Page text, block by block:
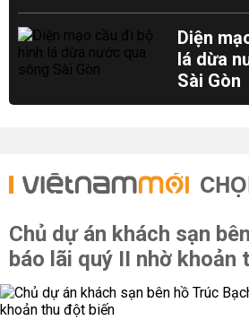
Diện
lá dừa
Sài Gòn
Chủ dự án khách sạn
báo lãi quý II nhờ khoản